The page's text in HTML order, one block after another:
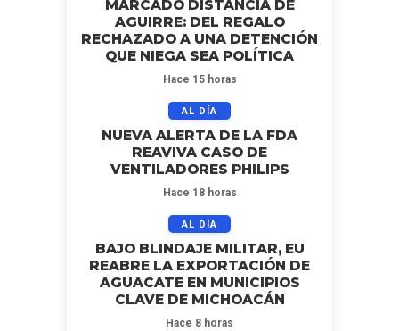
MARCADO DISTANCIA DE
AGUIRRE: DEL REGALO
RECHAZADO A UNA DETENCIÓN
QUE NIEGA SEA POLÍTICA
Hace 15 horas
AL DÍA
NUEVA ALERTA DE LA FDA
REAVIVA CASO DE
VENTILADORES PHILIPS
Hace 18 horas
AL DÍA
BAJO BLINDAJE MILITAR, EU
REABRE LA EXPORTACIÓN DE
AGUACATE EN MUNICIPIOS
CLAVE DE MICHOACÁN
Hace 8 horas